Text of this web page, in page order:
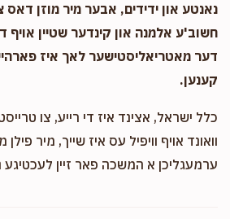
נאנטע און ידידים, אבער מיר מוזן דאס
חשוב'ע אלמנה און קינדער שטיין אויף
דער מאטריאליסטישער לאך איז
קענען.
כלל ישראל, אצינד איז די רייע, צו
וואונד אויף וויפיל עס איז שייך, מיר פילן
ערמעגליכן א המשכה פאר זיין לעכטיגע